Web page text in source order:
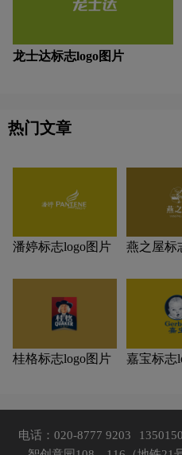
龙士达标志logo图片
热门文章
潘婷标志logo图片
燕之屋标
桂格标志logo图片 嘉宝标志
电话：020-8777 9203